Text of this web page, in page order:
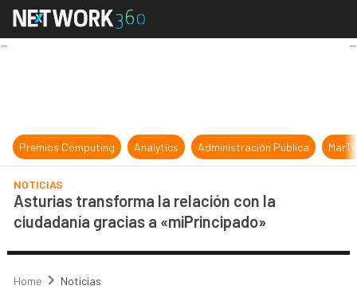
Asturias transforma la relación
Premios Computing Analytics Administración Pública
NOTICIAS
Asturias transforma la relación con la
ciudadanía gracias a «miPrincipado»
Home Noticias